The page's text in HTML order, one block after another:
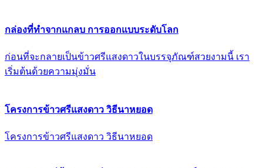
กล่องที่ทำจากแกลบ การออกแบบระดับโลก
ก่อนที่จะกลายเป็นข้าวศรีแสงดาวในบรรจุภัณฑ์สวยงามนี้ เรา
เริ่มต้นด้วยความมุ่งมั่น
โครงการข้าวศรีแสงดาว วิธีนาหยอด
โครงการข้าวศรีแสงดาว วิธีนาหยอด